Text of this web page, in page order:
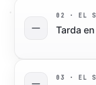
0 2 · EL
Tarda
03 · EL